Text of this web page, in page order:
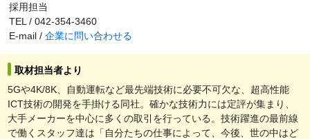
採用担当
TEL / 042-354-3460
E-mail / 企業に問い合わせる
取材担当者より
5Gや4K/8K、自動運転など最先端技術に必要不可欠な、超高性能
ICT技術の開発を手掛ける同社。確かな技術力には定評が集まり、
大手メーカーを中心に多くの取引を行っている。技術躍進の最前線
で働くスタッフ達は「自分たちの仕事によって、今後、世の中はど